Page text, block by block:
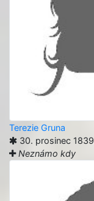
Terezie Gruna
30. prosinec 1839
Neznámo kdy